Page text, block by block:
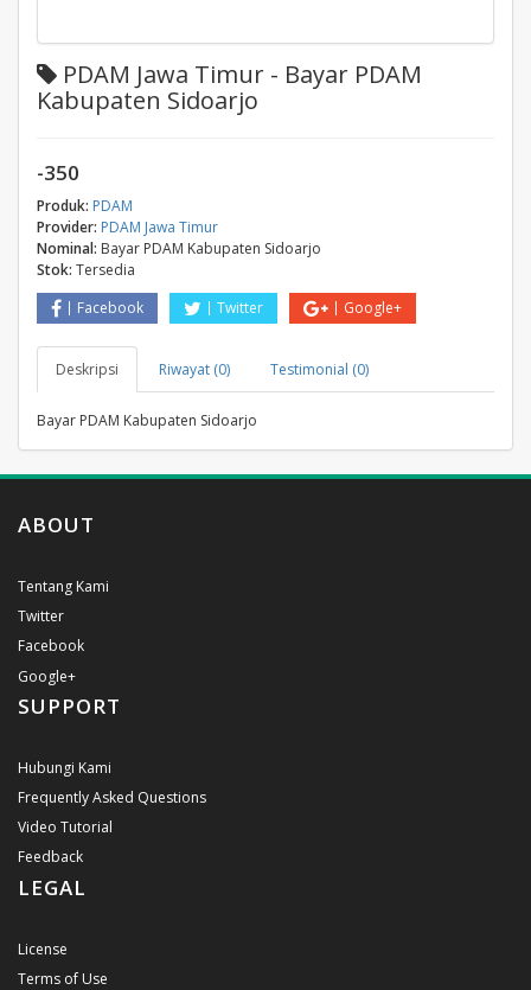
PDAM Jawa Timur - Bayar PDAM
Kabupaten Sidoarjo
-350
Produk: PDAM
Provider: PDAM Jawa Timur
Nominal: Bayar PDAM Kabupaten Sidoarjo
Stok: Tersedia
Facebook
Twitter Google+
Deskripsi Riwayat (0) Testimonial (0)
Bayar PDAM Kabupaten Sidoarjo
ABOUT
Tentang Kami
Twitter
Facebook
Google+
SUPPORT
Hubungi Kami
Frequently Asked Questions
Video Tutorial
Feedback
LEGAL
License
Terms of Use